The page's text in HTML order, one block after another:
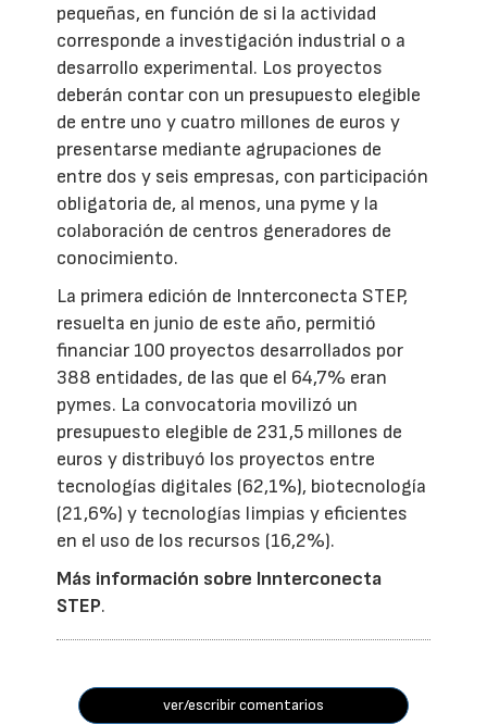
pequeñas, en función de si la actividad
corresponde a investigación industrial o a
desarrollo experimental. Los proyectos
deberán contar con un presupuesto elegible
de entre uno y cuatro millones de euros y
presentarse mediante agrupaciones de
entre dos y seis empresas, con participación
obligatoria de, al menos, una pyme y la
colaboración de centros generadores de
conocimiento.
La primera edición de Innterconecta STEP,
resuelta en junio de este año, permitió
financiar 100 proyectos desarrollados por
388 entidades, de las que el 64,7% eran
pymes. La convocatoria movilizó un
presupuesto elegible de 231,5 millones de
euros y distribuyó los proyectos entre
tecnologías digitales (62,1%), biotecnología
(21,6%) y tecnologías limpias y eficientes
en el uso de los recursos (16,2%).
Más información sobre Innterconecta
STEP.
ver/escribir comentarios